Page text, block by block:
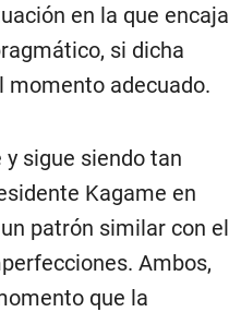
en la que encaja
si dicha
momento adecuado.
sigue siendo tan
Kagame en
patrón similar con el
Ambos,
que la